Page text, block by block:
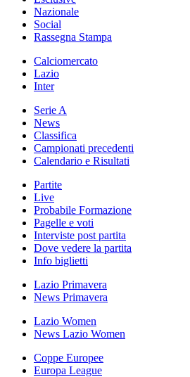
Nazionale
Social
Rassegna Stampa
Calciomercato
Lazio
Inter
Serie A
News
Classifica
Campionati precedenti
Calendario e Risultati
Partite
Live
Probabile Formazione
Pagelle e voti
Interviste post partita
Dove vedere la partita
Info biglietti
Lazio Primavera
News Primavera
Lazio Women
News Lazio Women
Coppe Europee
Europa League